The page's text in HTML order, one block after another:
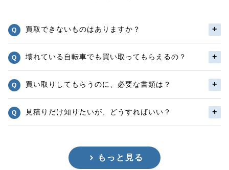
買取できないものはありますか？
壊れている自転車でも買い取ってもらえるの？
買い取りしてもらうのに、必要な書類は？
見積りだけ知りたいが、どうすればいい？
もっと見る